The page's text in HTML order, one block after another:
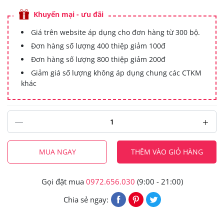
Khuyến mại - ưu đãi
Giá trên website áp dụng cho đơn hàng từ 300 bộ.
Đơn hàng số lượng 400 thiệp giảm 100đ
Đơn hàng số lượng 800 thiệp giảm 200đ
Giảm giá số lượng không áp dụng chung các CTKM
khác
MUA NGAY THÊM VÀO GIỎ HÀNG
Gọi đặt mua 0972.656.030 (9:00 - 21:00)
Chia sẻ ngay: